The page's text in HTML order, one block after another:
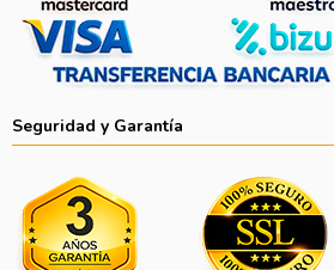
Seguridad y Garantía